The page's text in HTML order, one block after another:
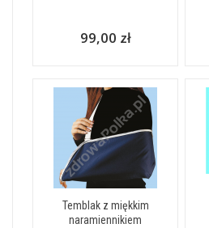
99,00 zł
Temblak z miękkim
naramiennikiem